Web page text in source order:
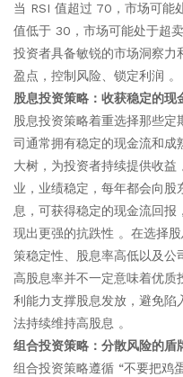
当 RSI 值超过 70，市场可能
值低于 30，市场可能处于超
投资者具备敏锐的市场洞察力
盈点，控制风险、锁定利润 。​
股息投资策略：收获稳定的现
股息投资策略着重选择那些定
司通常拥有稳定的现金流和成
大树，为投资者持续提供收
业，业绩稳定，每年都会向
息，可获得稳定的现金流回报
现出更强的抗跌性 。在选择
策稳定性、股息率高低以及公
高股息率并不一定意味着优质
利能力支撑股息发放，避免陷
法持续维持高股息 。​
组合投资策略：分散风险的盾
组合投资策略遵循 “不要把鸡